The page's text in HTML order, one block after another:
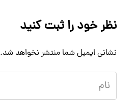
نظر خود را ثبت کنید
نشانی ایمیل شما منتشر نخواهد شد.